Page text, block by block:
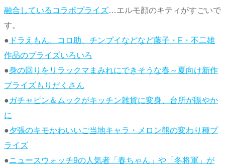
融合しているコラボプライズ…エルモ顔のキティがすごいで
す。
● ドラえもん、コロ助、チンプイなどなど藤子・F・不二雄
作品のプライズいろいろ
●身の回りをリラックマまみれにできそうな春～夏向け新作
プライズもりだくさん
●ガチャピン＆ムックがキッチン雑貨に変身、台所が賑やか
に
●夕張のキモかわいいご当地キャラ・メロン熊の変わり種プ
ライズ
●ニュースウォッチ9の人気者「春ちゃん」や「冬将軍」が